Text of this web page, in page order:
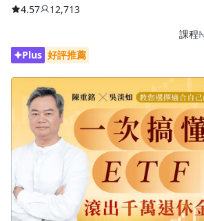
4.57
12,713
課程
Plus 好評推薦